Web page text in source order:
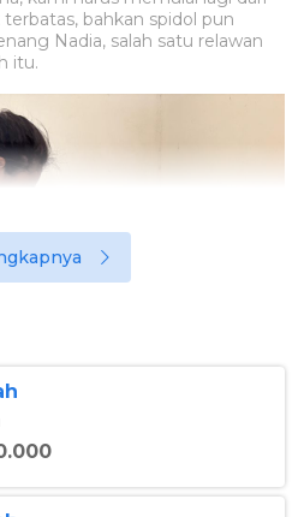
terbatas, bahkan spidol pun
Nadia, salah satu relawan
itu.
sempat mendapat infocus